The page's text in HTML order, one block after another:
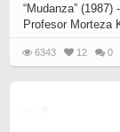
“Mudanza”
Profesor Morteza
6343 12 0